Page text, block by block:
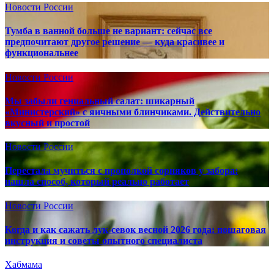
Новости России
Тумба в ванной больше не вариант: сейчас все
предпочитают другое решение — куда красивее и
функциональнее
Новости России
Мы забыли гениальный салат: шикарный
«Министерский» с яичными блинчиками. Действительно
вкусный и простой
Новости России
Перестала мучиться с прополкой сорняков у забора:
нашла способ, который реально работает
Новости России
Когда и как сажать лук-севок весной 2026 года: пошаговая
инструкция и советы опытного специалиста
Хабмама